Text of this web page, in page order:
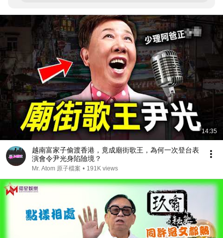
14:35
越南富家子偷渡香港，竟成廟街歌王，為何一次登台表
演會令尹光身陷險境？
Mr. Atom 原子檔案 • 191K views